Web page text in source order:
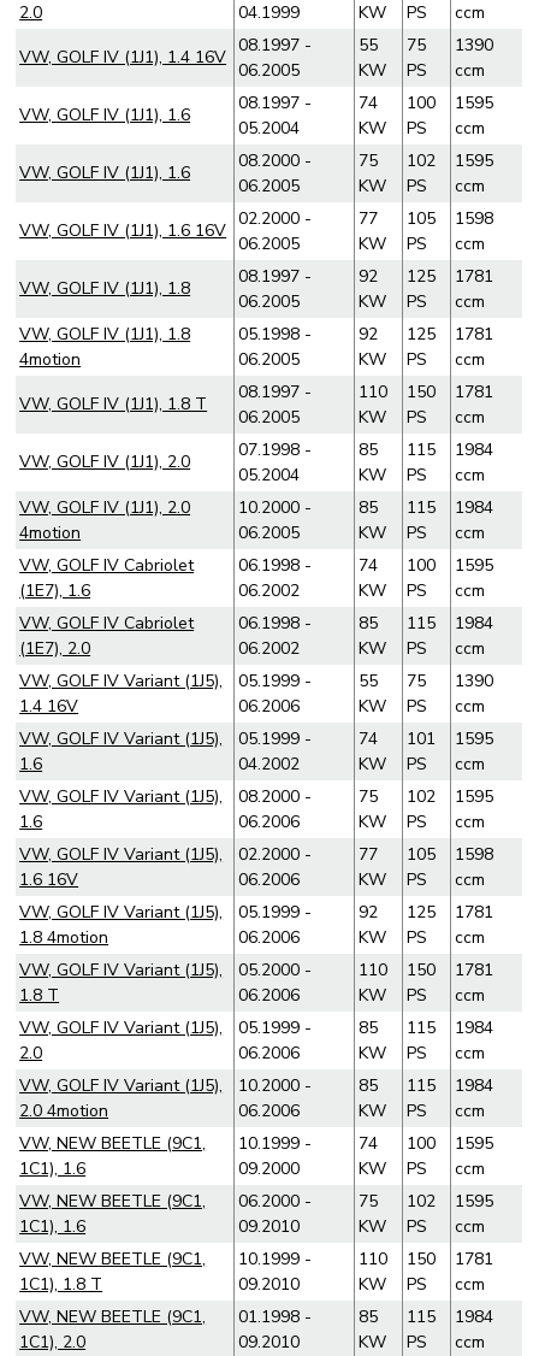
2.0 04.1999 KW PS
ccm
VW, GOLF IV (1J1), 1.4 16V
08.1997 -
06.2005
55
KW
75
PS
1390
ccm
VW, GOLF IV (1J1), 1.6
08.1997 -
05.2004
74
KW
100
PS
1595
ccm
VW, GOLF IV (1J1), 1.6
08.2000 -
06.2005
75
KW
102
PS
1595
ccm
VW, GOLF IV (1J1), 1.6 16V
02.2000 -
06.2005
77
KW
105
PS
1598
ccm
VW, GOLF IV (1J1), 1.8
08.1997 -
06.2005
92
KW
125
PS
1781
ccm
VW, GOLF IV (1J1), 1.8
4motion
05.1998 -
06.2005
92
KW
125
PS
1781
ccm
VW, GOLF IV (1J1), 1.8 T
08.1997 -
06.2005
110
KW
150
PS
1781
ccm
VW, GOLF IV (1J1), 2.0
07.1998 -
05.2004
85
KW
115
PS
1984
ccm
VW, GOLF IV (1J1), 2.0
4motion
10.2000 -
06.2005
85
KW
115
PS
1984
ccm
VW, GOLF IV Cabriolet
(1E7), 1.6
06.1998 -
06.2002
74
KW
100
PS
1595
ccm
VW, GOLF IV Cabriolet
(1E7), 2.0
06.1998 -
06.2002
85
KW
115
PS
1984
ccm
VW, GOLF IV Variant (1J5),
1.4 16V
05.1999 -
06.2006
55
KW
75
PS
1390
ccm
VW, GOLF IV Variant (1J5),
1.6
05.1999 -
04.2002
74
KW
101
PS
1595
ccm
VW, GOLF IV Variant (1J5),
1.6
08.2000 -
06.2006
75
KW
102
PS
1595
ccm
VW, GOLF IV Variant (1J5),
1.6 16V
02.2000 -
06.2006
77
KW
105
PS
1598
ccm
VW, GOLF IV Variant (1J5),
1.8 4motion
05.1999 -
06.2006
92
KW
125
PS
1781
ccm
VW, GOLF IV Variant (1J5),
1.8 T
05.2000 -
06.2006
110
KW
150
PS
1781
ccm
VW, GOLF IV Variant (1J5),
2.0
05.1999 -
06.2006
85
KW
115
PS
1984
ccm
VW, GOLF IV Variant (1J5),
2.0 4motion
10.2000 -
06.2006
85
KW
115
PS
1984
ccm
VW, NEW BEETLE (9C1,
1C1), 1.6
10.1999 -
09.2000
74
KW
100
PS
1595
ccm
VW, NEW BEETLE (9C1,
1C1), 1.6
06.2000 -
09.2010
75
KW
102
PS
1595
ccm
VW, NEW BEETLE (9C1,
1C1), 1.8 T
10.1999 -
09.2010
110
KW
150
PS
1781
ccm
VW, NEW BEETLE (9C1,
1C1), 2.0
01.1998 -
09.2010
85
KW
115
PS
1984
ccm